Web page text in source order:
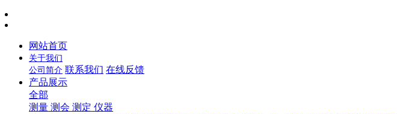
网站首页
关于我们
公司简介 联系我们 在线反馈
产品展示
全部
测量 测会 测定 仪器